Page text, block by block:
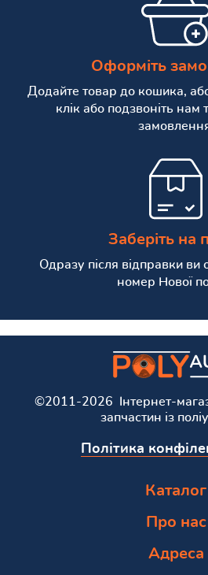
Оформіть
Додайте товар до кошика,
клік або подзвоніть
Заберіть на
Одразу після відправки ви
номер Нової
©2011-2026 Інтернет-
запчастин із
Політика
Каталог
Про нас
Адреса